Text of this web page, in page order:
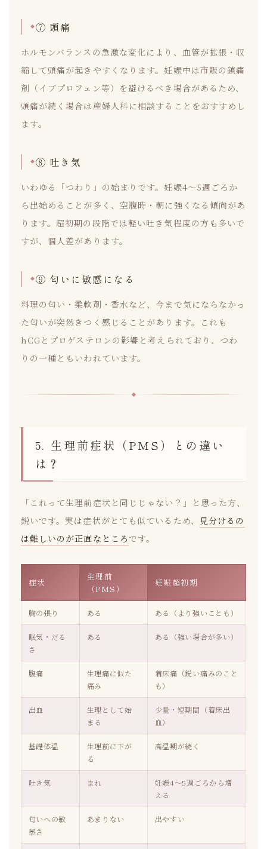
⑦ 頭痛
ホルモンバランスの急激な変化により、血管が拡張・収
縮して頭痛が起きやすくなります。妊娠中は市販の鎮痛
剤（イブプロフェン等）を避けるべき場合があるため、
頭痛が続く場合は産婦人科に相談することをおすすめし
ます。
⑧ 吐き気
いわゆる「つわり」の始まりです。妊娠4〜5週ごろか
ら出始めることが多く、空腹時・朝に強くなる傾向があ
ります。超初期の段階では軽い吐き気程度の方も多いで
すが、個人差があります。
⑨ 匂いに敏感になる
料理の匂い・柔軟剤・香水など、今まで気にならなかっ
た匂いが突然きつく感じることがあります。これも
hCGとプロゲステロンの影響と考えられており、つわ
りの一種ともいわれています。
5. 生理前症状（PMS）との違い
は？
「これって生理前症状と同じじゃない？」と思った方、
鋭いです。実は症状がとても似ているため、
見分けるの
は難しいのが正直なところです。
症状
生理前
（PMS）
妊娠超初期
胸の張り ある ある（より強いことも）
眠気・だる
さ
ある ある（強い場合が多い）
腹痛
生理痛に似た
痛み
着床痛（鋭い痛みのこと
も）
出血
生理として始
まる
少量・短期間（着床出
血）
基礎体温
生理前に下が
る
高温期が続く
吐き気 まれ
妊娠4〜5週ごろから増
える
匂いへの敏
感さ
あまりない 出やすい